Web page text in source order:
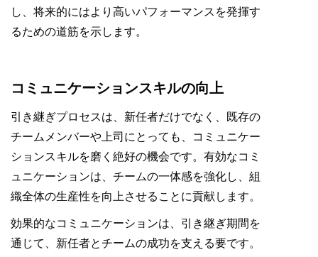
し、将来的にはより高いパフォーマンスを発揮す
るための道筋を示します。
コミュニケーションスキルの向上
引き継ぎプロセスは、新任者だけでなく、既存の
チームメンバーや上司にとっても、コミュニケー
ションスキルを磨く絶好の機会です。有効なコミ
ュニケーションは、チームの一体感を強化し、組
織全体の生産性を向上させることに貢献します。
効果的なコミュニケーションは、引き継ぎ期間を
通じて、新任者とチームの成功を支える要です。